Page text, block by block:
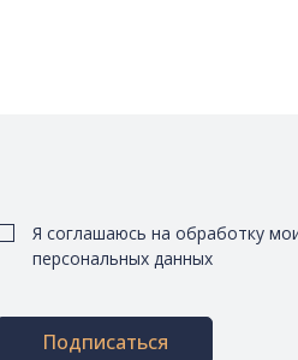
Я соглашаюсь на обработку
персональных данных
Подписаться